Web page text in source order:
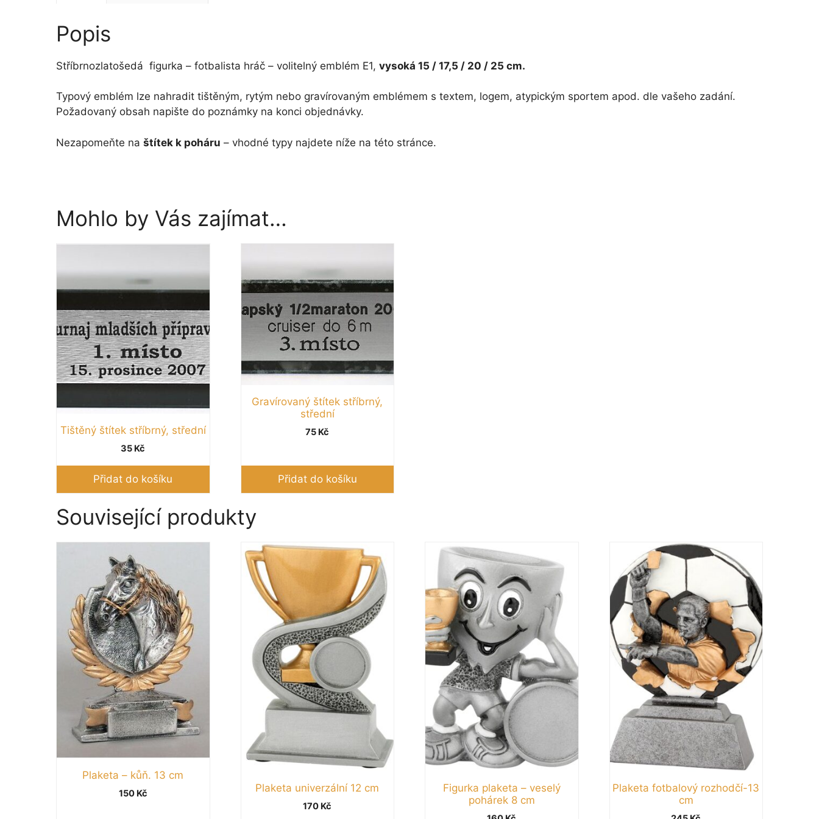
množství
25
množství
Popis
Stříbrnozlatošedá figurka – fotbalista hráč – volitelný emblém E1, vysoká 15 / 17,5 / 20 / 25 cm.
Typový emblém lze nahradit tištěným, rytým nebo gravírovaným emblémem s textem, logem, atypickým sportem apod. dle vašeho zadání.
Požadovaný obsah napište do poznámky na konci objednávky.
Nezapomeňte na štítek k poháru – vhodné typy najdete níže na této stránce.
Mohlo by Vás zajímat…
Tištěný štítek stříbrný, střední
35 Kč
Přidat do košíku
Gravírovaný štítek stříbrný,
střední
75 Kč
Přidat do košíku
Související produkty
Plaketa – kůň. 13 cm
150 Kč Plaketa univerzální 12 cm
170 Kč
Figurka plaketa – veselý
pohárek 8 cm
Plaketa fotbalový rozhodčí-13
cm